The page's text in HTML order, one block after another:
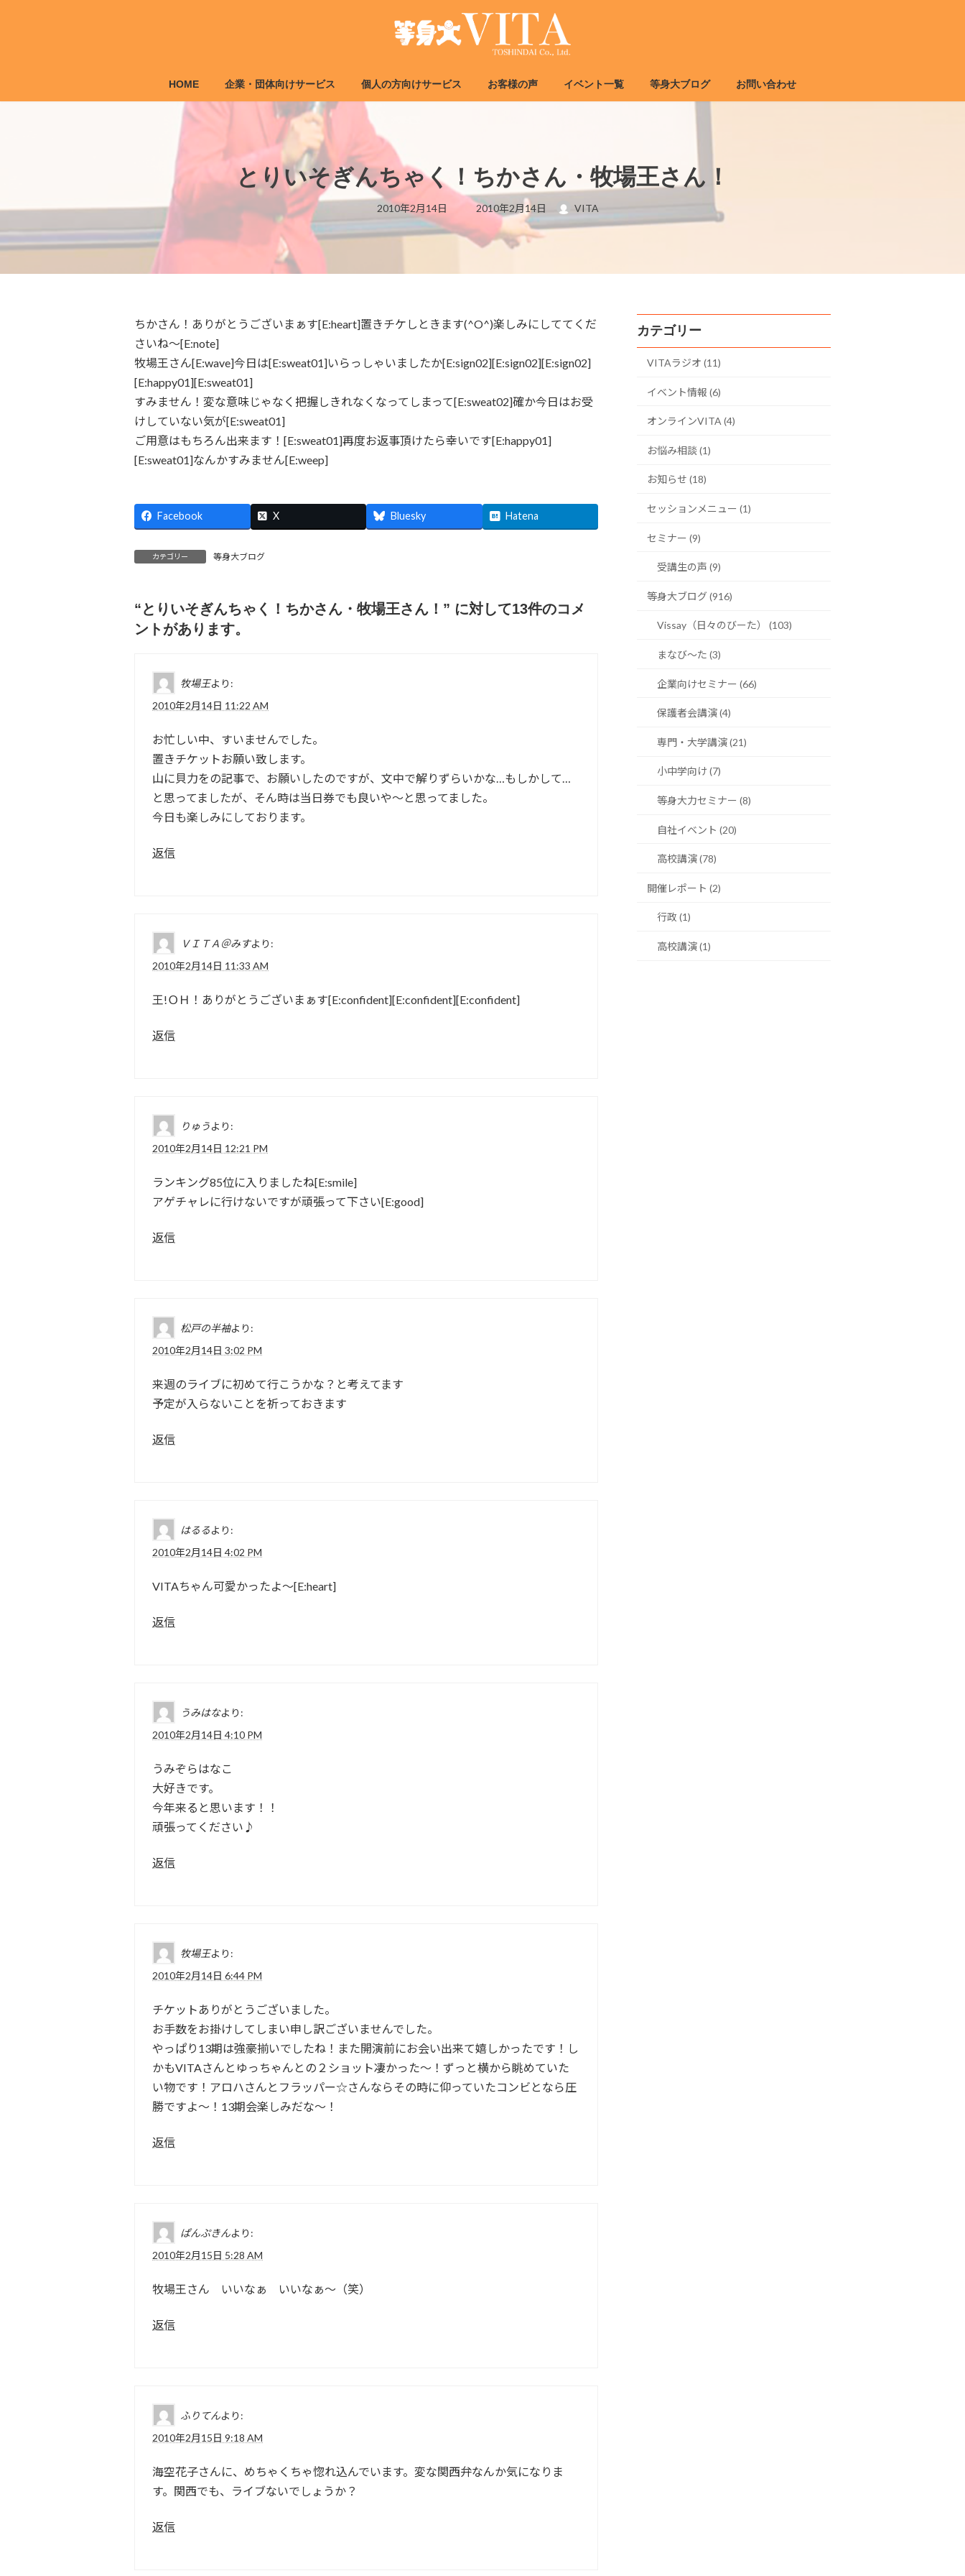
HOME 企業・団体向けサービス 個人の方向けサービス お客様の声 イベント一覧 等身大ブログ お問い合わせ
とりいそぎんちゃく！ちかさん・牧場王さん！
2010年2月14日
最
終
新
日
2010年2月14日 VITA
ちかさん！ありがとうございまぁす[E:heart]置きチケしときます(^O^)楽しみにしててくだ
さいね～[E:note]
牧場王さん[E:wave]今日は[E:sweat01]いらっしゃいましたか[E:sign02][E:sign02][E:sign02]
[E:happy01][E:sweat01]
すみません！変な意味じゃなく把握しきれなくなってしまって[E:sweat02]確か今日はお受
けしていない気が[E:sweat01]
ご用意はもちろん出来ます！[E:sweat01]再度お返事頂けたら幸いです[E:happy01]
[E:sweat01]なんかすみません[E:weep]
Facebook X Bluesky Hatena
カテゴリー 等身大ブログ
“とりいそぎんちゃく！ちかさん・牧場王さん！ ” に対して13件のコメ
ントがあります。
牧場王より:
2010年2月14日 11:22 AM
お忙しい中、すいませんでした。
置きチケットお願い致します。
山に貝力をの記事で、お願いしたのですが、文中で解りずらいかな…もしかして…
と思ってましたが、そん時は当日券でも良いや〜と思ってました。
今日も楽しみにしております。
返信
ＶＩＴＡ＠みすより:
2010年2月14日 11:33 AM
王!ＯＨ！ありがとうございまぁす[E:confident][E:confident][E:confident]
返信
りゅうより:
2010年2月14日 12:21 PM
ランキング85位に入りましたね[E:smile]
アゲチャレに行けないですが頑張って下さい[E:good]
返信
松戸の半袖より:
2010年2月14日 3:02 PM
来週のライブに初めて行こうかな？と考えてます
予定が入らないことを祈っておきます
返信
はるるより:
2010年2月14日 4:02 PM
VITAちゃん可愛かったよ～[E:heart]
返信
うみはなより:
2010年2月14日 4:10 PM
うみぞらはなこ
大好きです。
今年来ると思います！！
頑張ってください♪
返信
牧場王より:
2010年2月14日 6:44 PM
チケットありがとうございました。
お手数をお掛けしてしまい申し訳ございませんでした。
やっぱり13期は強豪揃いでしたね！また開演前にお会い出来て嬉しかったです！し
かもVITAさんとゆっちゃんとの２ショット凄かった～！ずっと横から眺めていた
い物です！アロハさんとフラッパー☆さんならその時に仰っていたコンビとなら圧
勝ですよ～！13期会楽しみだな～！
返信
ぱんぷきんより:
2010年2月15日 5:28 AM
牧場王さん いいなぁ いいなぁ～（笑）
返信
ふりてんより:
2010年2月15日 9:18 AM
海空花子さんに、めちゃくちゃ惚れ込んでいます。変な関西弁なんか気になりま
す。関西でも、ライブないでしょうか？
返信
カテゴリー
VITAラジオ (11)
イベント情報 (6)
オンラインVITA (4)
お悩み相談 (1)
お知らせ (18)
セッションメニュー (1)
セミナー (9)
受講生の声 (9)
等身大ブログ (916)
Vissay（日々のびーた） (103)
まなび〜た (3)
企業向けセミナー (66)
保護者会講演 (4)
専門・大学講演 (21)
小中学向け (7)
等身大力セミナー (8)
自社イベント (20)
高校講演 (78)
開催レポート (2)
行政 (1)
高校講演 (1)